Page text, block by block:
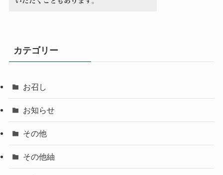
カテゴリー
お召し
お知らせ
その他
その他紬